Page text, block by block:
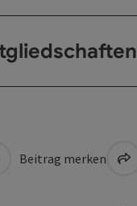
Beitrag merken